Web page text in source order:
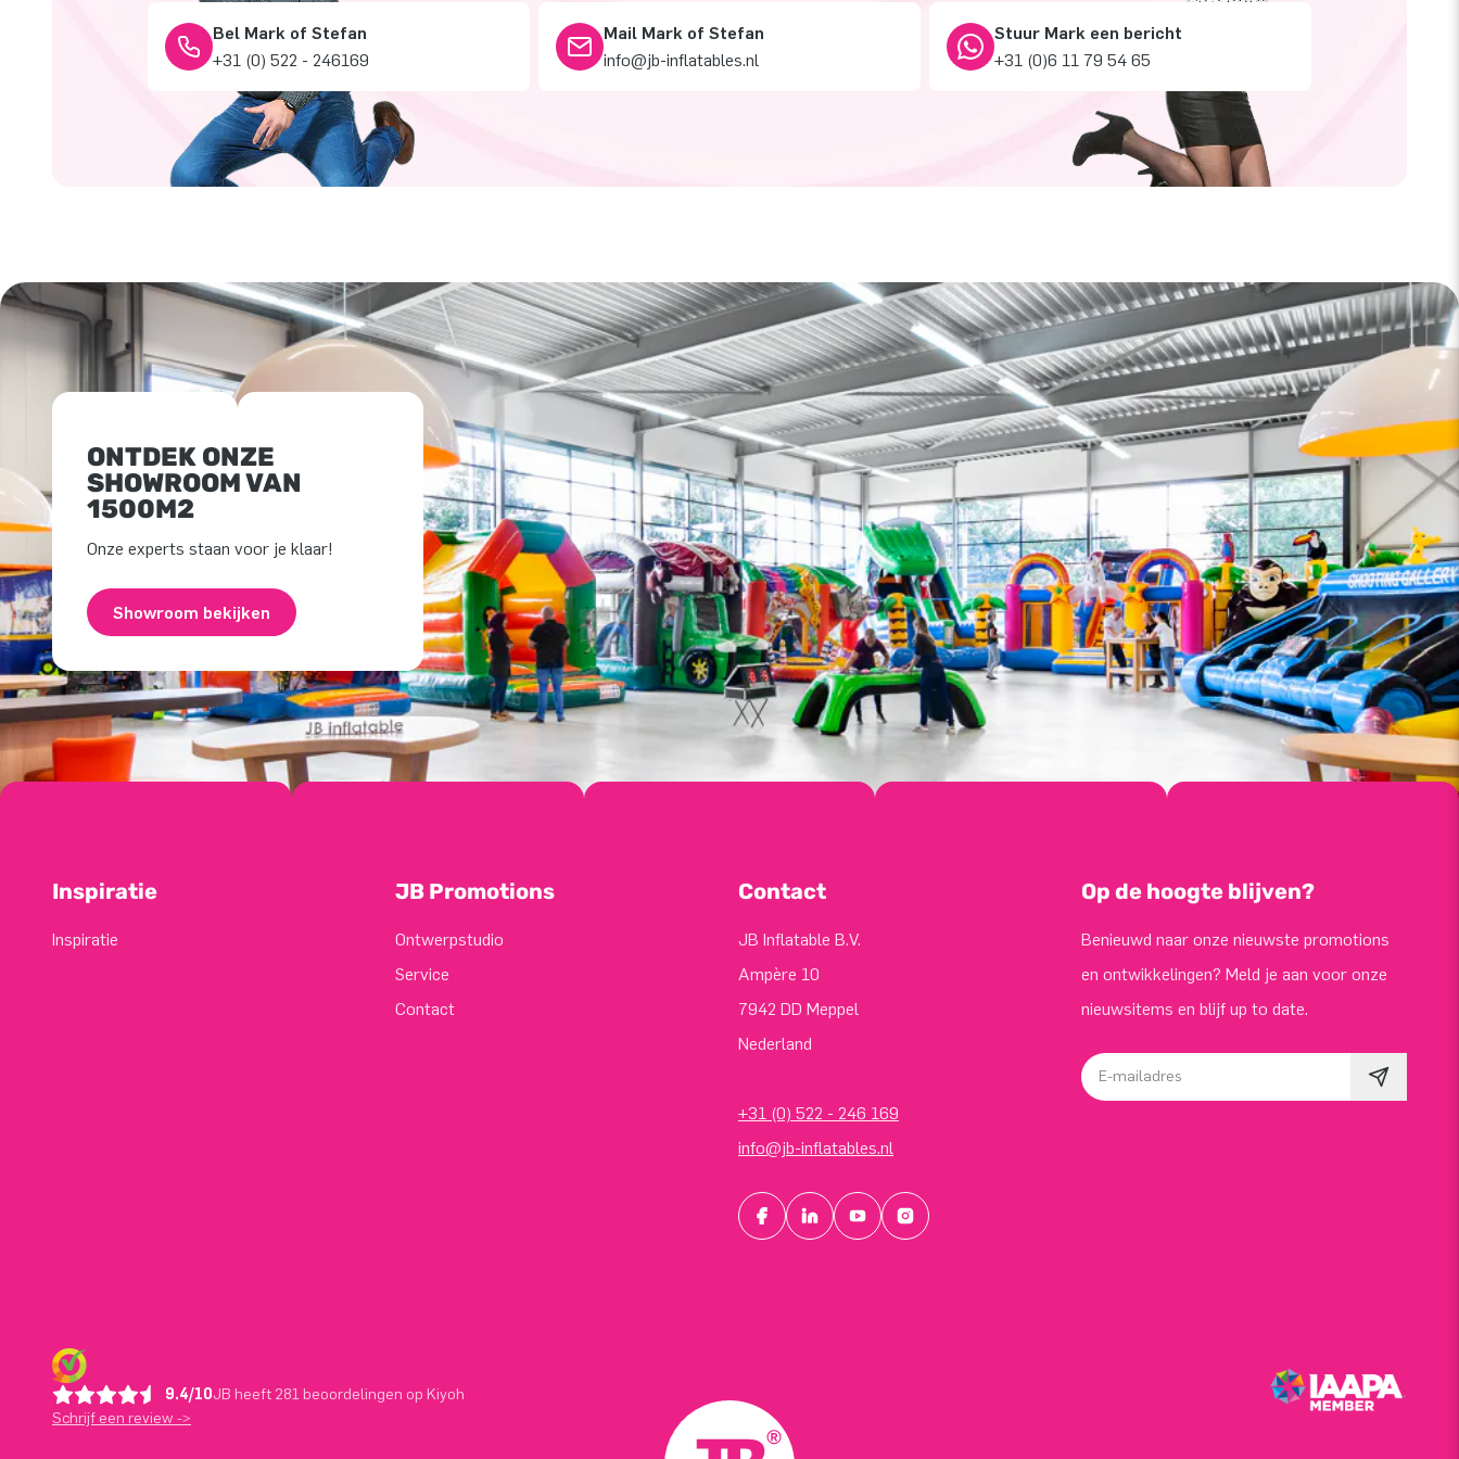
Bel Mark of Stefan
+31 (0) 522 - 246169
Mail Mark of Stefan
info@jb-inflatables.nl
Stuur Mark een bericht
+31 (0)6 11 79 54 65
ONTDEK ONZE
SHOWROOM VAN
1500M2
Onze experts staan voor je klaar!
Showroom bekijken
Inspiratie
Inspiratie
JB Promotions
Ontwerpstudio
Service
Contact
Contact
JB Inflatable B.V.
Ampère 10
7942 DD Meppel
Nederland
+31 (0) 522 - 246 169
info@jb-inflatables.nl
Op de hoogte blijven?
Benieuwd naar onze nieuwste promotions
en ontwikkelingen? Meld je aan voor onze
nieuwsitems en blijf up to date.
E-mailadres
9.4/10JB heeft 281 beoordelingen op Kiyoh
Schrijf een review ->